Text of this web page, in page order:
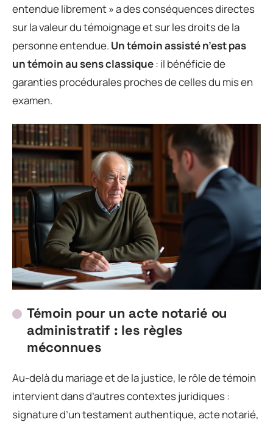
entendue librement » a des conséquences directes
sur la valeur du témoignage et sur les droits de la
personne entendue. Un témoin assisté n’est pas
un témoin au sens classique: il bénéficie de
garanties procédurales proches de celles du mis en
examen.
Témoin pour un acte notarié ou
administratif : les règles
méconnues
Au-delà du mariage et de la justice, le rôle de témoin
intervient dans d’autres contextes juridiques :
signature d’un testament authentique, acte notarié,